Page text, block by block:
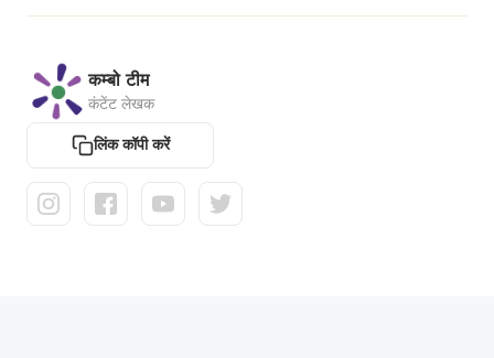
कम्बो टीम
कंटेंट लेखक
लिंक कॉपी करें